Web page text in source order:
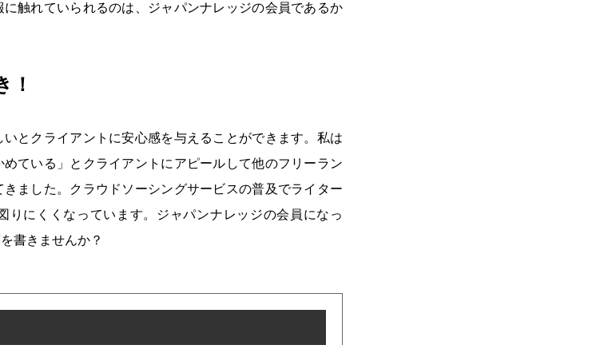
触れていられるのは、ジャパンナレッジの会員であるか
！
とクライアントに安心感を与えることができます。私は
ている」とクライアントにアピールして他のフリーラン
ました。クラウドソーシングサービスの普及でライター
りにくくなっています。ジャパンナレッジの会員になっ
書きませんか？